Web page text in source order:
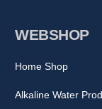
WEBSHOP
Home Shop
Alkaline Water